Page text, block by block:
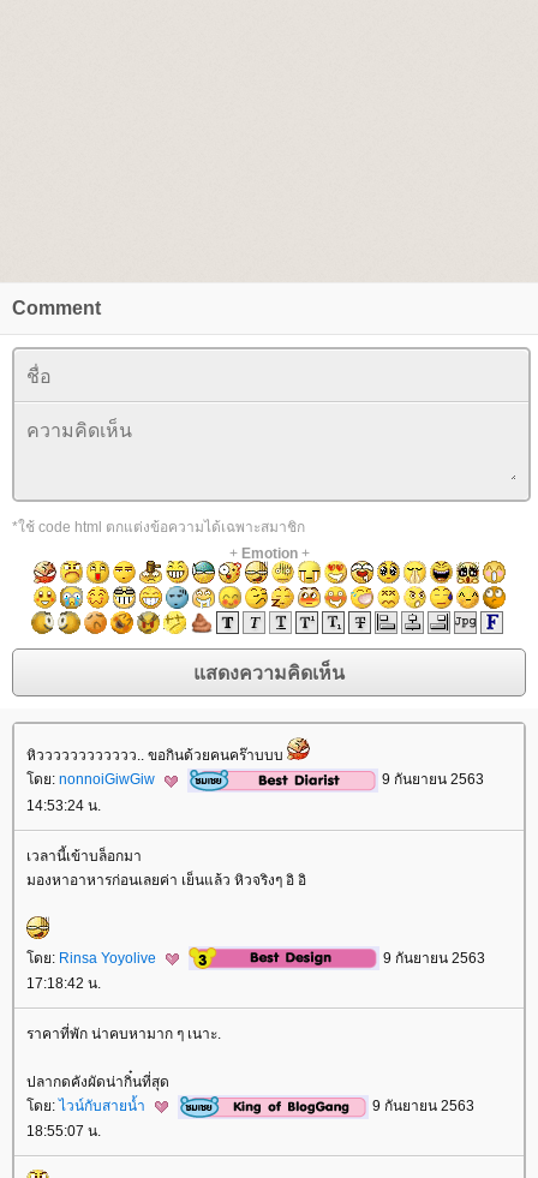
Comment
*ใช้ code html ตกแต่งข้อความได้เฉพาะสมาชิก
+ Emotion+
หิวววววววววววว.. ขอกินด้วยคนคร๊าบบบ
ดย: nonnoiGiwGiw
9 กันยายน 2563
14:53:24 น.
เวลานี้เข้าบล็อกมา
มองหาอาหารก่อนเลยค่า เย็นแล้ว หิวจริงๆ อิ อิ
ดย: Rinsa Yoyolive
9 กันยายน 2563
17:18:42 น.
ราคาที่พัก น่าคบหามาก ๆ เนาะ.
ปลากดคังผัดน่ากิ๋นที่สุด
ดย:ไวน์กับสายน้ำ
9 กันยายน 2563
18:55:07 น.